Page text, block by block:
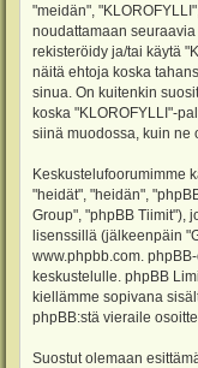
"meidän",
noudattamaan
rekisteröidy ja/tai käytä
näitä ehtoja koska
sinua. On kuitenkin
koska "KLOROFYLLI"-
siinä muodossa, kuin ne
Keskustelufoorumimme
"heidät", "heidän",
Group", "phpBB Tiimit"),
lisenssillä (jälkeenpäin
www.phpbb.com .
keskustelulle. phpBB
kiellämme sopivana
phpBB:stä vieraile
Suostut olemaan